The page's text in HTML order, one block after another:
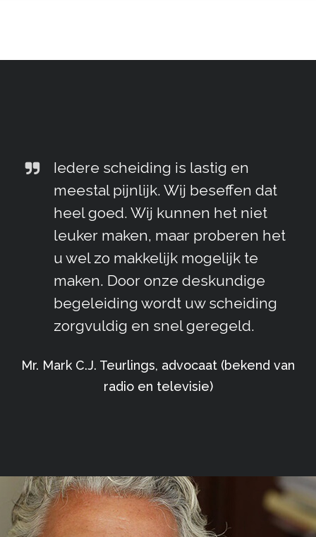
Iedere scheiding is lastig en
meestal pijnlijk. Wij beseffen dat
heel goed. Wij kunnen het niet
leuker maken, maar proberen het
u wel zo makkelijk mogelijk te
maken. Door onze deskundige
begeleiding wordt uw scheiding
zorgvuldig en snel geregeld.
Mr. Mark C.J. Teurlings, advocaat (bekend van
radio en televisie)